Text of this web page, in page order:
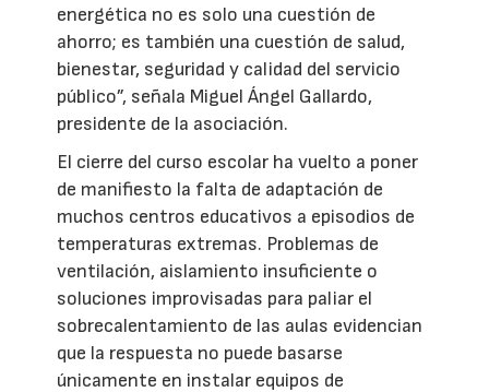
energética no es solo una cuestión de
ahorro; es también una cuestión de salud,
bienestar, seguridad y calidad del servicio
público”, señala Miguel Ángel Gallardo,
presidente de la asociación.
El cierre del curso escolar ha vuelto a poner
de manifiesto la falta de adaptación de
muchos centros educativos a episodios de
temperaturas extremas. Problemas de
ventilación, aislamiento insuficiente o
soluciones improvisadas para paliar el
sobrecalentamiento de las aulas evidencian
que la respuesta no puede basarse
únicamente en instalar equipos de